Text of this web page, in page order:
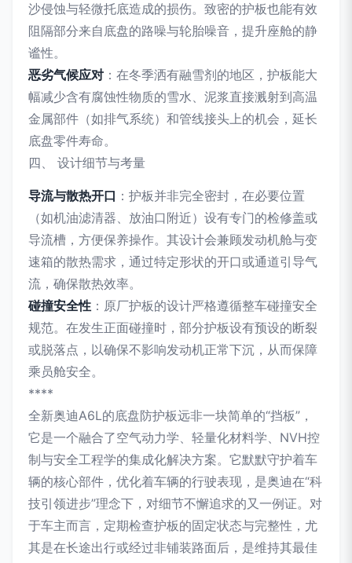
沙侵蚀与轻微托底造成的损伤。致密的护板也能有效
阻隔部分来自底盘的路噪与轮胎噪音，提升座舱的静
谧性。
恶劣气候应对 ：在冬季洒有融雪剂的地区，护板能大
幅减少含有腐蚀性物质的雪水、泥浆直接溅射到高温
金属部件（如排气系统）和管线接头上的机会，延长
底盘零件寿命。
四、 设计细节与考量
导流与散热开口 ：护板并非完全密封，在必要位置
（如机油滤清器、放油口附近）设有专门的检修盖或
导流槽，方便保养操作。其设计会兼顾发动机舱与变
速箱的散热需求，通过特定形状的开口或通道引导气
流，确保散热效率。
碰撞安全性 ：原厂护板的设计严格遵循整车碰撞安全
规范。在发生正面碰撞时，部分护板设有预设的断裂
或脱落点，以确保不影响发动机正常下沉，从而保障
乘员舱安全。
****
全新奥迪A6L的底盘防护板远非一块简单的“挡板”，
它是一个融合了空气动力学、轻量化材料学、NVH控
制与安全工程学的集成化解决方案。它默默守护着车
辆的核心部件，优化着车辆的行驶表现，是奥迪在“科
技引领进步”理念下，对细节不懈追求的又一例证。对
于车主而言，定期检查护板的固定状态与完整性，尤
其是在长途出行或经过非铺装路面后，是维持其最佳